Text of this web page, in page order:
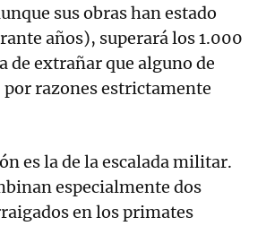
sus obras han estado
años), superará los 1.000
de extrañar que alguno de
por razones estrictamente
es la de la escalada militar.
especialmente dos
en los primates